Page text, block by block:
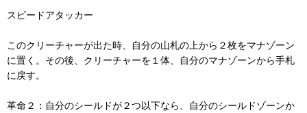
スピードアタッカー
このクリーチャーが出た時、自分の山札の上から２枚をマナゾーン
に置く。その後、クリーチャーを１体、自分のマナゾーンから手札
に戻す。
革命２：自分のシールドが２つ以下なら、自分のシールドゾーンか